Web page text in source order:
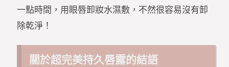
一點時間，用眼唇卸妝水濕敷，不然很容易沒有卸
除乾淨！
關於超完美持久唇露的結語